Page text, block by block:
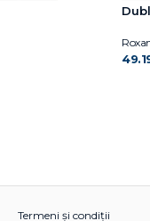
Termeni și condiții